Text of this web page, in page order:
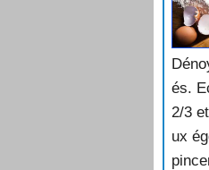
és.
2/3
ux